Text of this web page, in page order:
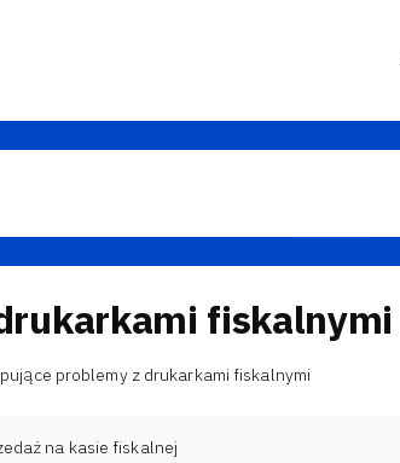
fiskalnymi
problemy z drukarkami fiskalnymi
na kasie fiskalnej